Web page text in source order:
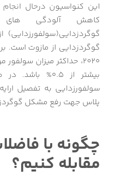
این کنواسیون درحال
کاهش آلودگی
گوگردزدایی(سولفورزدایی)
گوگردزدایی از مازوت است.
2020، حداکثر میزان
بیشتر از 0.5%
سولفورزدایی به تفصیل
پلاس جهت رفع مشکل
چگونه با
مقابله کنیم؟